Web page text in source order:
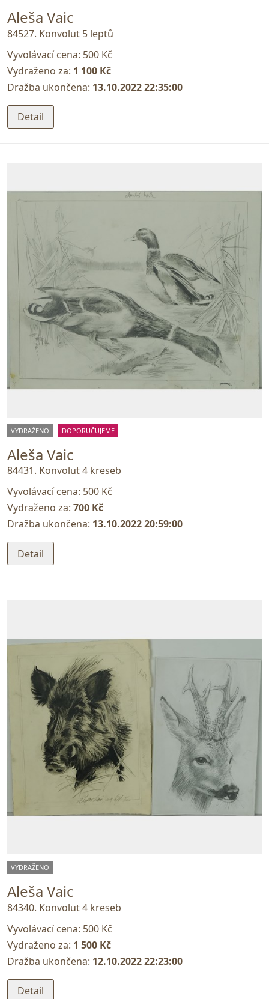
Aleša Vaic
84527. Konvolut 5 leptů
Vyvolávací cena: 500 Kč
Vydraženo za: 1 100 Kč
Dražba ukončena: 13.10.2022 22:35:00
Detail
VYDRAŽENO DOPORUČUJEME
Aleša Vaic
84431. Konvolut 4 kreseb
Vyvolávací cena: 500 Kč
Vydraženo za: 700 Kč
Dražba ukončena: 13.10.2022 20:59:00
Detail
VYDRAŽENO
Aleša Vaic
84340. Konvolut 4 kreseb
Vyvolávací cena: 500 Kč
Vydraženo za: 1 500 Kč
Dražba ukončena: 12.10.2022 22:23:00
Detail